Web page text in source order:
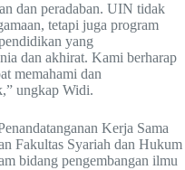
dan peradaban. UIN tidak
tetapi juga program
yang
dan akhirat. Kami berharap
memahami dan
ungkap Widi.
Kerja Sama
Fakultas Syariah dan Hukum
bidang pengembangan ilmu